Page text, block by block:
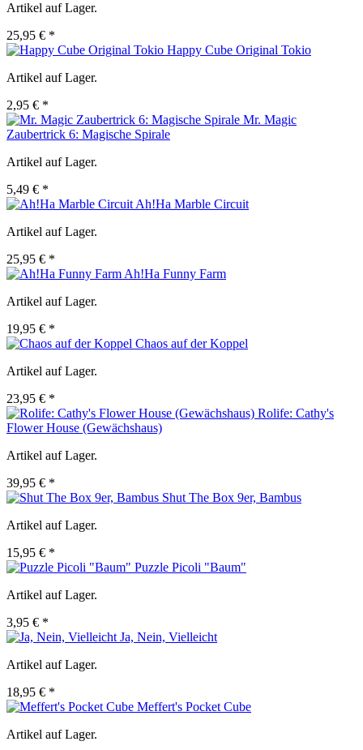
Artikel auf Lager.
25,95 € *
Happy Cube Original Tokio
Artikel auf Lager.
2,95 € *
Mr. Magic
Zaubertrick 6: Magische Spirale
Artikel auf Lager.
5,49 € *
Ah!Ha Marble Circuit
Artikel auf Lager.
25,95 € *
Ah!Ha Funny Farm
Artikel auf Lager.
19,95 € *
Chaos auf der Koppel
Artikel auf Lager.
23,95 € *
Rolife: Cathy's
Flower House (Gewächshaus)
Artikel auf Lager.
39,95 € *
Shut The Box 9er, Bambus
Artikel auf Lager.
15,95 € *
Puzzle Picoli "Baum"
Artikel auf Lager.
3,95 € *
Ja, Nein, Vielleicht
Artikel auf Lager.
18,95 € *
Meffert's Pocket Cube
Artikel auf Lager.